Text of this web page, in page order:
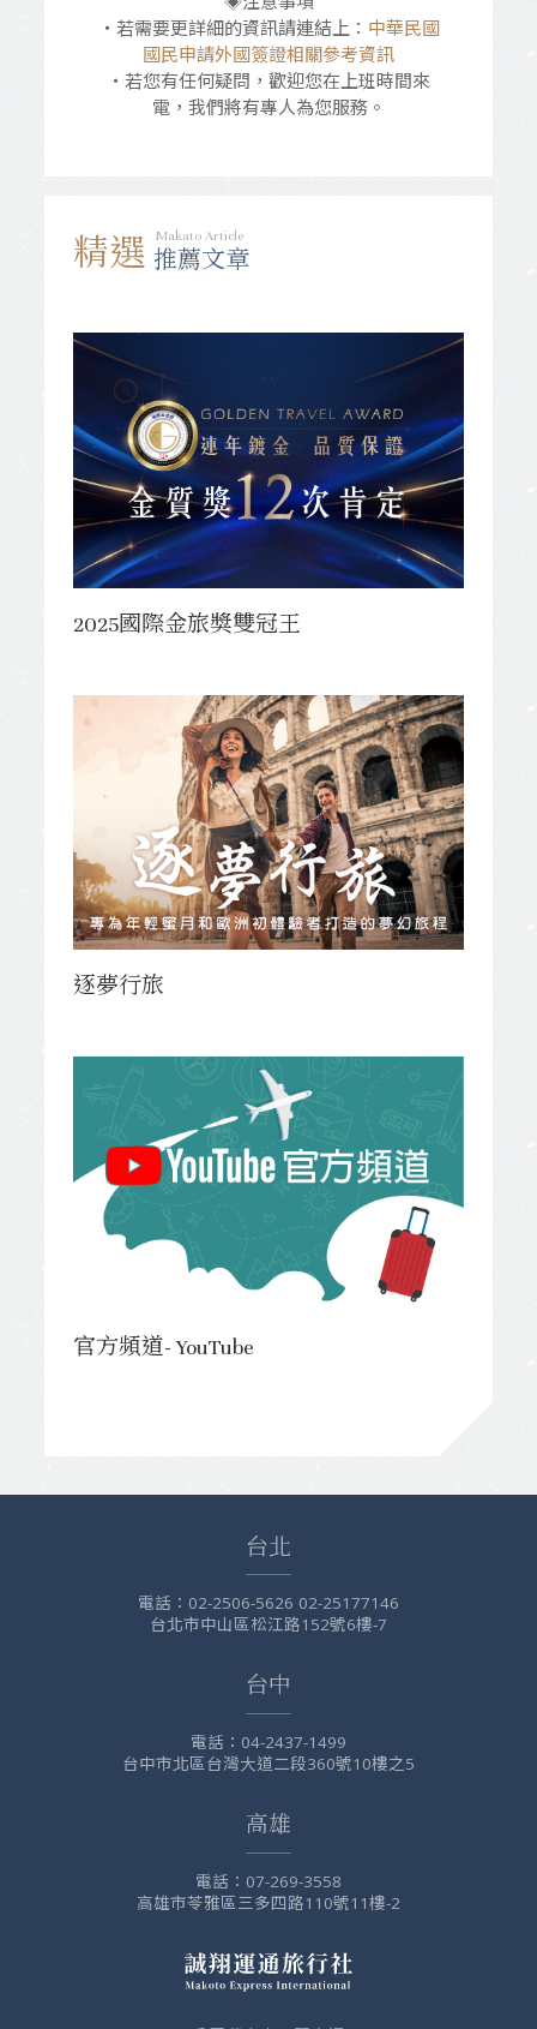
‧若需要更詳細的資訊請連結上： 中華民國
國民申請外國簽證相關參考資訊
‧若您有任何疑問，歡迎您在上班時間來
電，我們將有專人為您服務。
精選 Makato Article
推薦文章
2025國際金旅獎雙冠王
逐夢行旅
官方頻道- YouTube
台北
電話： 02-2506-5626 02-25177146
台北市中山區松江路152號6樓-7
台中
電話： 04-2437-1499
台中市北區台灣大道二段360號10樓之5
高雄
電話： 07-269-3558
高雄市苓雅區三多四路110號11樓-2